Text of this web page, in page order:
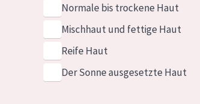
Normale bis trockene Haut
Mischhaut und fettige Haut
Reife Haut
Der Sonne ausgesetzte Haut